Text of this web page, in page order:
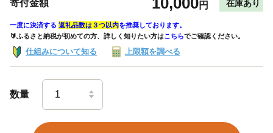
寄付金額 円 在庫あり
一度に決済する 返礼品数は３つ以内を推奨しております。
🔰ふるさと納税が初めての方、詳しく知りたい方はこちらでご確認ください。
仕組みについて知る 上限額を調べる
数量